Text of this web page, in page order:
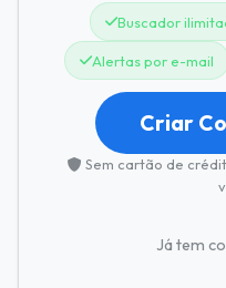
Buscador
Alertas por e-mail
Criar
Sem cartão de
Já tem